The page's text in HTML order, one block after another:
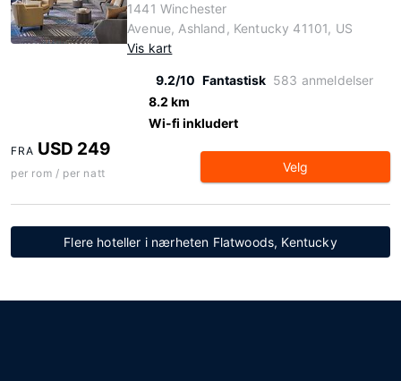
1441 Winchester
Avenue, Ashland, Kentucky 41101, US
Vis kart
9.2/10 Fantastisk 583 anmeldelser
8.2 km
Wi-fi inkludert
FRA USD 249
per rom / per natt Velg
Flere hoteller i nærheten Flatwoods, Kentucky